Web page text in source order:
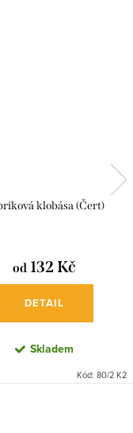
klobása (Čert)
od 132 Kč
DETAIL
Skladem
Kód: 80/2 K2